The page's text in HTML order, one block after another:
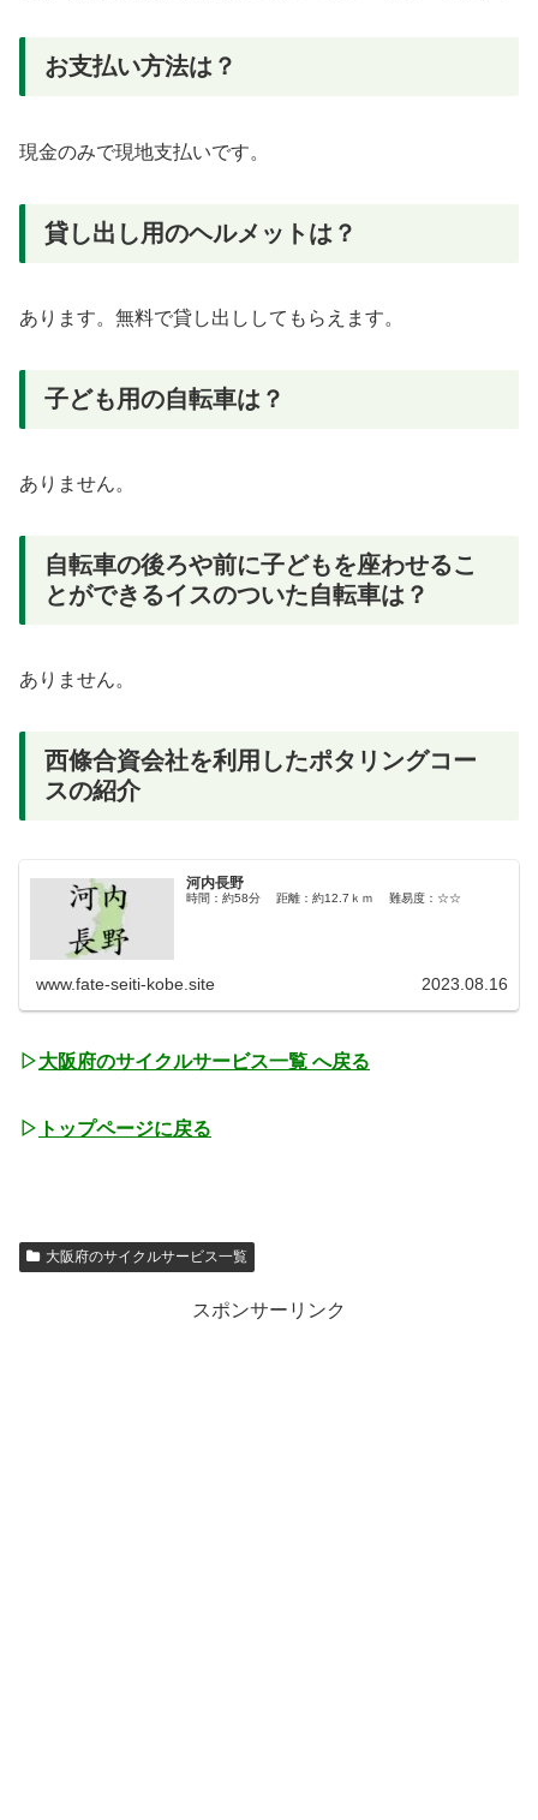
お支払い方法は？
現金のみで現地支払いです。
貸し出し用のヘルメットは？
あります。無料で貸し出ししてもらえます。
子ども用の自転車は？
ありません。
自転車の後ろや前に子どもを座わせるこ
とができるイスのついた自転車は？
ありません。
西條合資会社を利用したポタリングコー
スの紹介
河内長野
時間：約58分 距離：約12.7ｋｍ 難易度：☆☆
www.fate-seiti-kobe.site 2023.08.16
▷大阪府のサイクルサービス一覧 へ戻る
▷ トップページに戻る
大阪府のサイクルサービス一覧
スポンサーリンク